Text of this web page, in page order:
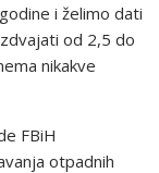
i želimo dati
od 2,5 do
nikakve
FBiH
otpadnih